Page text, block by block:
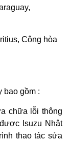
Cộng hòa
bao gồm :
chữa lỗi thông
Isuzu Nhật
thao tác sửa